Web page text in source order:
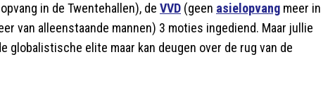
in de Twentehallen), de VVD (geen asielopvang meer in
van alleenstaande mannen) 3 moties ingediend. Maar jullie
globalistische elite maar kan deugen over de rug van de